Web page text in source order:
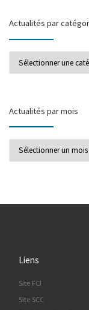
Actualités par
Actualités par mois
Liens
Site FCI
Site SCC